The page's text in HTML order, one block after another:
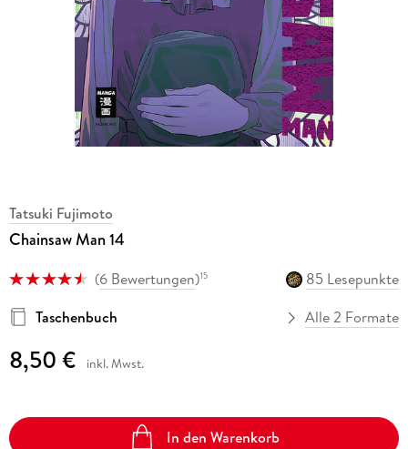
Tatsuki Fujimoto
Chainsaw Man 14
(6 Bewertungen)15
85 Lesepunkte
Taschenbuch
Alle 2 Formate
8,50 € inkl. Mwst.
In den Warenkorb